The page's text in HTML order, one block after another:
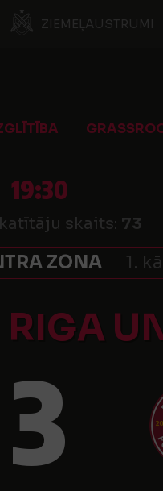
ZIEMEĻAUSTRUMI
19:30
skaits: 73
ZONA 1.
RIGA
3